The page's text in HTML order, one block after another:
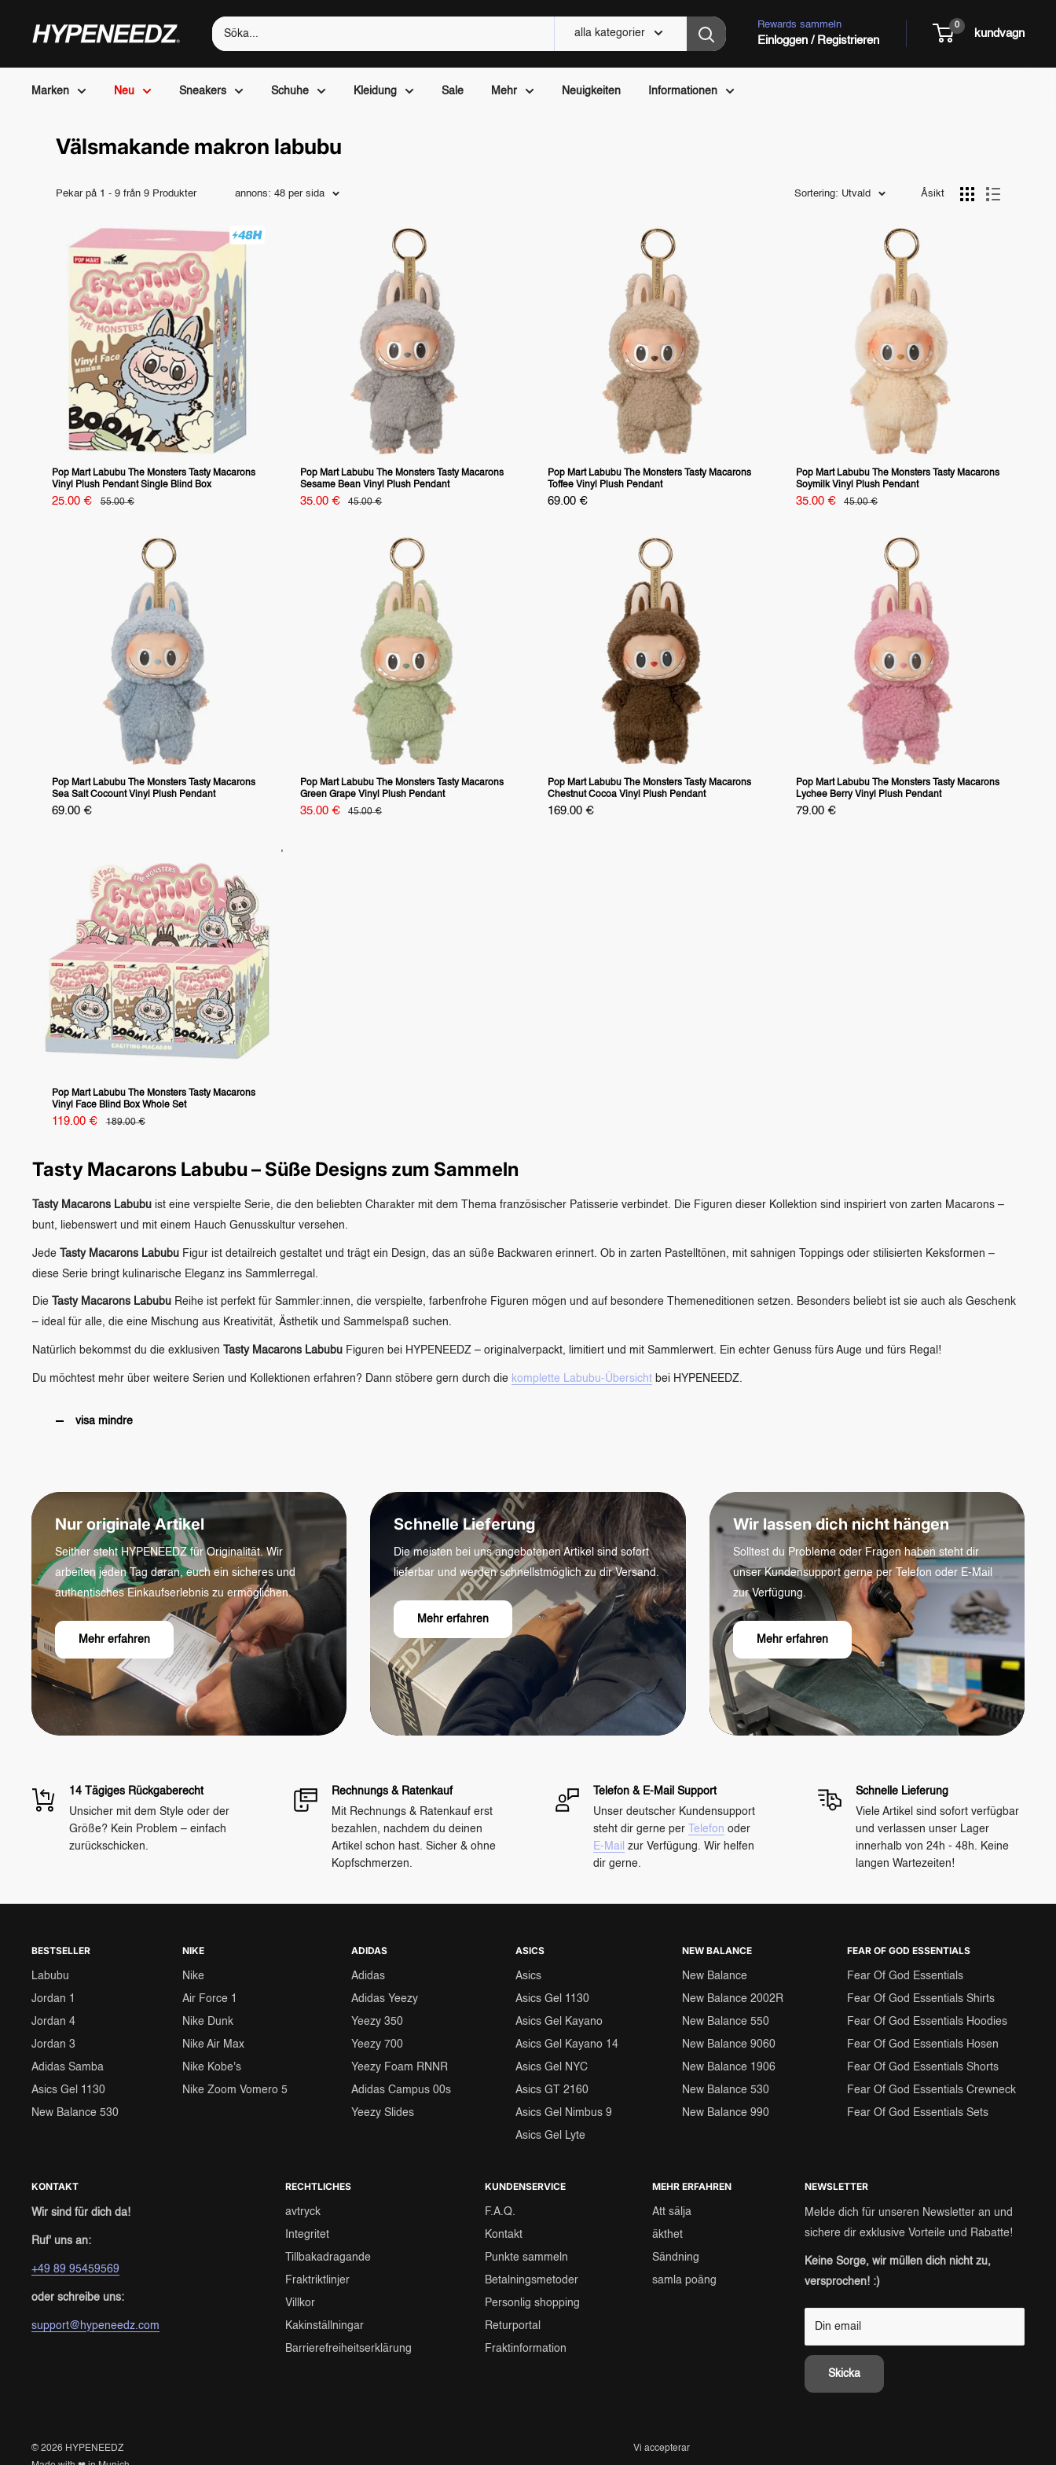
HYPENEEDZ alla kategorier
Rewards sammeln
Einloggen / Registrieren
0
kundvagn
Marken Neu Sneakers Schuhe Kleidung Sale Mehr Neuigkeiten Informationen
Välsmakande makron labubu
Pekar på 1 - 9 från 9 Produkter annons: 48 per sida Sortering: Utvald Åsikt
Pop Mart Labubu The Monsters Tasty Macarons
Vinyl Plush Pendant Single Blind Box
Specialpris
25.00 €
vanligt
55.00 €
Pop Mart Labubu The Monsters Tasty Macarons
Sesame Bean Vinyl Plush Pendant
Specialpris
35.00 €
vanligt
45.00 €
Pop Mart Labubu The Monsters Tasty Macarons
Toffee Vinyl Plush Pendant
Specialpris
69.00 €
Pop Mart Labubu The Monsters Tasty Macarons
Soymilk Vinyl Plush Pendant
Specialpris
35.00 €
vanligt
45.00 €
Pop Mart Labubu The Monsters Tasty Macarons
Sea Salt Cocount Vinyl Plush Pendant
Specialpris
69.00 €
Pop Mart Labubu The Monsters Tasty Macarons
Green Grape Vinyl Plush Pendant
Specialpris
35.00 €
vanligt
45.00 €
Pop Mart Labubu The Monsters Tasty Macarons
Chestnut Cocoa Vinyl Plush Pendant
Specialpris
169.00 €
Pop Mart Labubu The Monsters Tasty Macarons
Lychee Berry Vinyl Plush Pendant
Specialpris
79.00 €
Pop Mart Labubu The Monsters Tasty Macarons
Vinyl Face Blind Box Whole Set
Specialpris
119.00 €
vanligt
189.00 €
,
Tasty Macarons Labubu – Süße Designs zum Sammeln
Tasty Macarons Labubu ist eine verspielte Serie, die den beliebten Charakter mit dem Thema französischer Patisserie verbindet. Die Figuren dieser Kollektion sind inspiriert von zarten Macarons –
bunt, liebenswert und mit einem Hauch Genusskultur versehen.
Jede Tasty Macarons Labubu Figur ist detailreich gestaltet und trägt ein Design, das an süße Backwaren erinnert. Ob in zarten Pastelltönen, mit sahnigen Toppings oder stilisierten Keksformen –
diese Serie bringt kulinarische Eleganz ins Sammlerregal.
Die Tasty Macarons Labubu Reihe ist perfekt für Sammler:innen, die verspielte, farbenfrohe Figuren mögen und auf besondere Themeneditionen setzen. Besonders beliebt ist sie auch als Geschenk
– ideal für alle, die eine Mischung aus Kreativität, Ästhetik und Sammelspaß suchen.
Natürlich bekommst du die exklusiven Tasty Macarons Labubu Figuren bei HYPENEEDZ – originalverpackt, limitiert und mit Sammlerwert. Ein echter Genuss fürs Auge und fürs Regal!
Du möchtest mehr über weitere Serien und Kollektionen erfahren? Dann stöbere gern durch die komplette Labubu-Übersicht bei HYPENEEDZ.
visa mindre
Nur originale Artikel
Seither steht HYPENEEDZ für Originalität. Wir
arbeiten jeden Tag daran, euch ein sicheres und
authentisches Einkaufserlebnis zu ermöglichen.
Mehr erfahren
Schnelle Lieferung
Die meisten bei uns angebotenen Artikel sind sofort
lieferbar und werden schnellstmöglich zu dir Versand.
Mehr erfahren
Wir lassen dich nicht hängen
Solltest du Probleme oder Fragen haben steht dir
unser Kundensupport gerne per Telefon oder E-Mail
zur Verfügung.
Mehr erfahren
14 Tägiges Rückgaberecht
Unsicher mit dem Style oder der
Größe? Kein Problem – einfach
zurückschicken.
Rechnungs & Ratenkauf
Mit Rechnungs & Ratenkauf erst
bezahlen, nachdem du deinen
Artikel schon hast. Sicher & ohne
Kopfschmerzen.
Telefon & E-Mail Support
Unser deutscher Kundensupport
steht dir gerne per
Telefon oder
E-Mail zur Verfügung. Wir helfen
dir gerne.
Schnelle Lieferung
Viele Artikel sind sofort verfügbar
und verlassen unser Lager
innerhalb von 24h - 48h. Keine
langen Wartezeiten!
BESTSELLER
Labubu
Jordan 1
Jordan 4
Jordan 3
Adidas Samba
Asics Gel 1130
New Balance 530
NIKE
Nike
Air Force 1
Nike Dunk
Nike Air Max
Nike Kobe's
Nike Zoom Vomero 5
ADIDAS
Adidas
Adidas Yeezy
Yeezy 350
Yeezy 700
Yeezy Foam RNNR
Adidas Campus 00s
Yeezy Slides
ASICS
Asics
Asics Gel 1130
Asics Gel Kayano
Asics Gel Kayano 14
Asics Gel NYC
Asics GT 2160
Asics Gel Nimbus 9
Asics Gel Lyte
NEW BALANCE
New Balance
New Balance 2002R
New Balance 550
New Balance 9060
New Balance 1906
New Balance 530
New Balance 990
FEAR OF GOD ESSENTIALS
Fear Of God Essentials
Fear Of God Essentials Shirts
Fear Of God Essentials Hoodies
Fear Of God Essentials Hosen
Fear Of God Essentials Shorts
Fear Of God Essentials Crewneck
Fear Of God Essentials Sets
KONTAKT
Wir sind für dich da!
Ruf' uns an:
+49 89 95459569
oder schreibe uns:
support@hypeneedz.com
RECHTLICHES
avtryck
Integritet
Tillbakadragande
Fraktriktlinjer
Villkor
Kakinställningar
Barrierefreiheitserklärung
KUNDENSERVICE
F.A.Q.
Kontakt
Punkte sammeln
Betalningsmetoder
Personlig shopping
Returportal
Fraktinformation
MEHR ERFAHREN
Att sälja
äkthet
Sändning
samla poäng
NEWSLETTER
Melde dich für unseren Newsletter an und
sichere dir exklusive Vorteile und Rabatte!
Keine Sorge, wir müllen dich nicht zu,
versprochen! :)
Din email
Skicka
© 2026 HYPENEEDZ
Vi accepterar